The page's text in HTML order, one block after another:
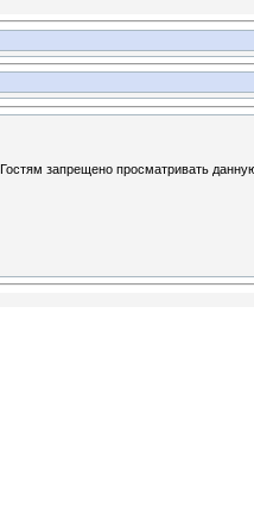
Гостям запрещено просматривать